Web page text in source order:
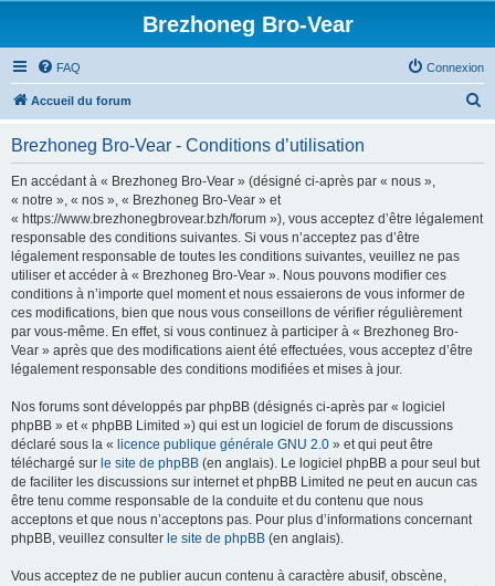
Brezhoneg Bro-Vear
FAQ Connexion
Accueil du forum
Brezhoneg Bro-Vear - Conditions d’utilisation
En accédant à « Brezhoneg Bro-Vear » (désigné ci-après par « nous »,
« notre », « nos », « Brezhoneg Bro-Vear » et
« https://www.brezhonegbrovear.bzh/forum »), vous acceptez d’être légalement
responsable des conditions suivantes. Si vous n’acceptez pas d’être
légalement responsable de toutes les conditions suivantes, veuillez ne pas
utiliser et accéder à « Brezhoneg Bro-Vear ». Nous pouvons modifier ces
conditions à n’importe quel moment et nous essaierons de vous informer de
ces modifications, bien que nous vous conseillons de vérifier régulièrement
par vous-même. En effet, si vous continuez à participer à « Brezhoneg Bro-
Vear » après que des modifications aient été effectuées, vous acceptez d’être
légalement responsable des conditions modifiées et mises à jour.
Nos forums sont développés par phpBB (désignés ci-après par « logiciel
phpBB » et « phpBB Limited ») qui est un logiciel de forum de discussions
déclaré sous la « licence publique générale GNU 2.0 » et qui peut être
téléchargé sur le site de phpBB (en anglais). Le logiciel phpBB a pour seul but
de faciliter les discussions sur internet et phpBB Limited ne peut en aucun cas
être tenu comme responsable de la conduite et du contenu que nous
acceptons et que nous n’acceptons pas. Pour plus d’informations concernant
phpBB, veuillez consulter le site de phpBB (en anglais).
Vous acceptez de ne publier aucun contenu à caractère abusif, obscène,